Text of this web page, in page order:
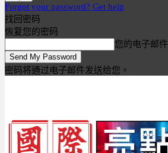
Forgot your password? Get help
找回密码
恢复您的密码
您的电子邮件
密码将通过电子邮件发送给您。